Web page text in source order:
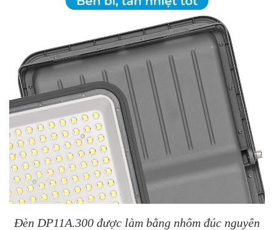
Đèn DP11A.300 được làm bằng nhôm đúc nguyên